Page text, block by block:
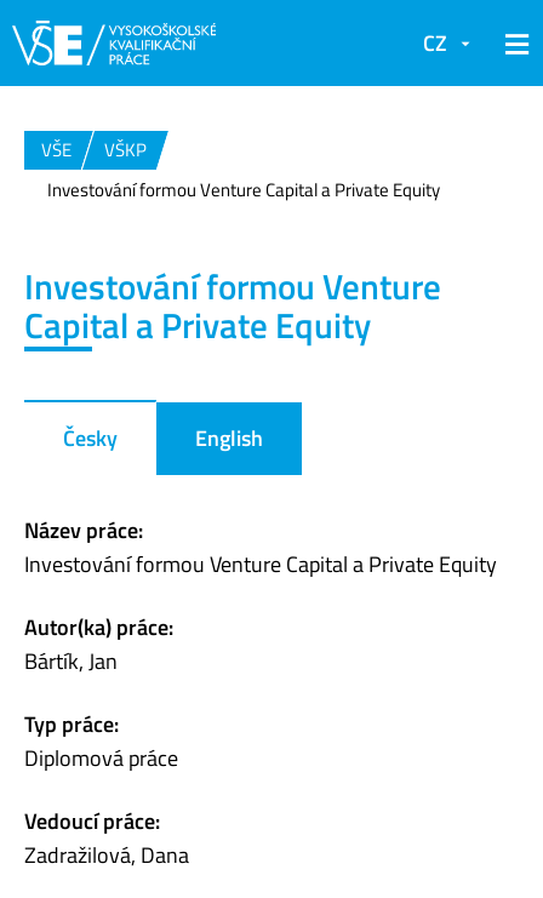
CZ
VŠE
VŠKP
Investování formou Venture Capital a Private Equity
Investování formou Venture
Capital a Private Equity
Česky English
Název práce:
Investování formou Venture Capital a Private Equity
Autor(ka) práce:
Bártík, Jan
Typ práce:
Diplomová práce
Vedoucí práce:
Zadražilová, Dana